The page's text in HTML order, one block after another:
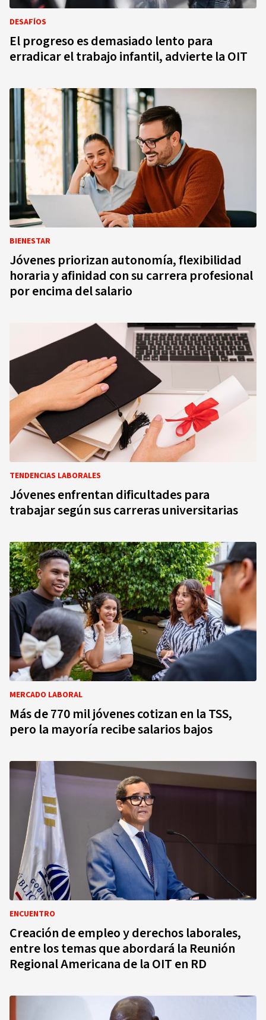
DESAFÍOS
El progreso es demasiado lento para
erradicar el trabajo infantil, advierte la OIT
BIENESTAR
Jóvenes priorizan autonomía, flexibilidad
horaria y afinidad con su carrera profesional
por encima del salario
TENDENCIAS LABORALES
Jóvenes enfrentan dificultades para
trabajar según sus carreras universitarias
MERCADO LABORAL
Más de 770 mil jóvenes cotizan en la TSS,
pero la mayoría recibe salarios bajos
ENCUENTRO
Creación de empleo y derechos laborales,
entre los temas que abordará la Reunión
Regional Americana de la OIT en RD